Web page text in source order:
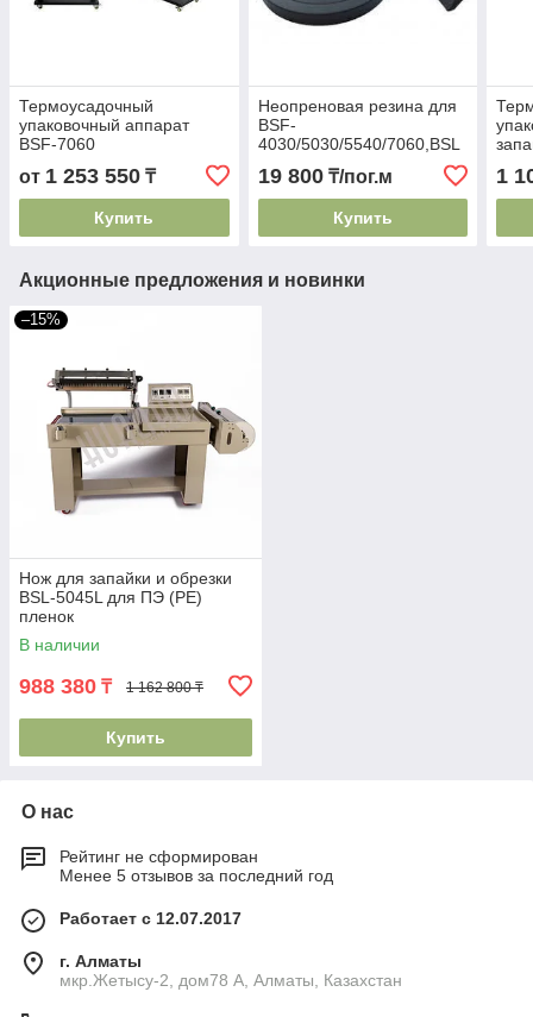
Термоусадочный
упаковочный аппарат
BSF-7060
от 1 253 550 ₸
Купить
Неопреновая резина для
BSF-
4030/5030/5540/7060,BSL
19 800₸/пог.м
Купить
1
Акционные предложения и новинки
–15%
Нож для запайки и обрезки
BSL-5045L для ПЭ (PE)
пленок
В наличии
988 380 ₸ 1 162 800 ₸
Купить
О нас
Рейтинг не сформирован
Менее 5 отзывов за последний год
Работает с 12.07.2017
г. Алматы
мкр.Жетысу-2, дом78 А, Алматы, Казахстан